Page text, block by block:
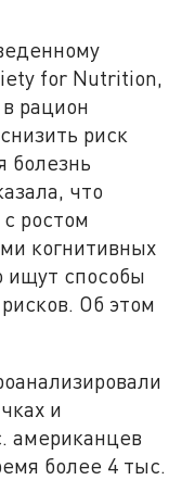
for Nutrition,
рацион
риск
болезнь
что
ростом
когнитивных
ищут способы
Об этом
и
американцев
более 4 тыс.